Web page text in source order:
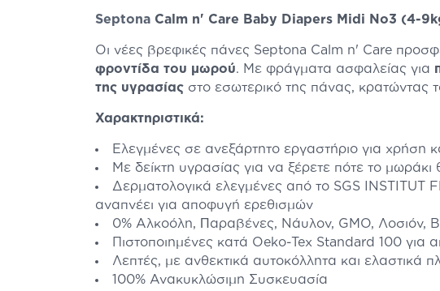
Septona Calm n' Care Baby Diapers Midi No3 (4-
Οι νέες βρεφικές πάνες Septona Calm n' Care
φροντίδα του μωρού. Με φράγματα ασφαλείας για
της υγρασίας στο εσωτερικό της πάνας, κρατώντας
Χαρακτηριστικά:
Ελεγμένες σε ανεξάρτητο εργαστήριο για χρήση
Με δείκτη υγρασίας για να ξέρετε πότε το
Δερματολογικά ελεγμένες από το SGS INSTITUT
αναπνέει για αποφυγή ερεθισμών
0% Aλκοόλη, Пαραβένες, Νάυλον, GMO, Λοσιόν,
Πιστοποιημένες κατά Oeko-Tex Standard 100 για
Λεπτές, με ανθεκτικά αυτοκόλλητα και
100% Ανακυκλώσιμη Συσκευασία